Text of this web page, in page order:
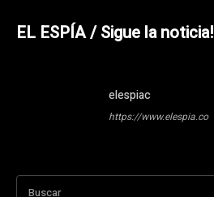
EL ESPÍA / Sigue la noticia!
elespiac
https://www.elespia.co
Buscar